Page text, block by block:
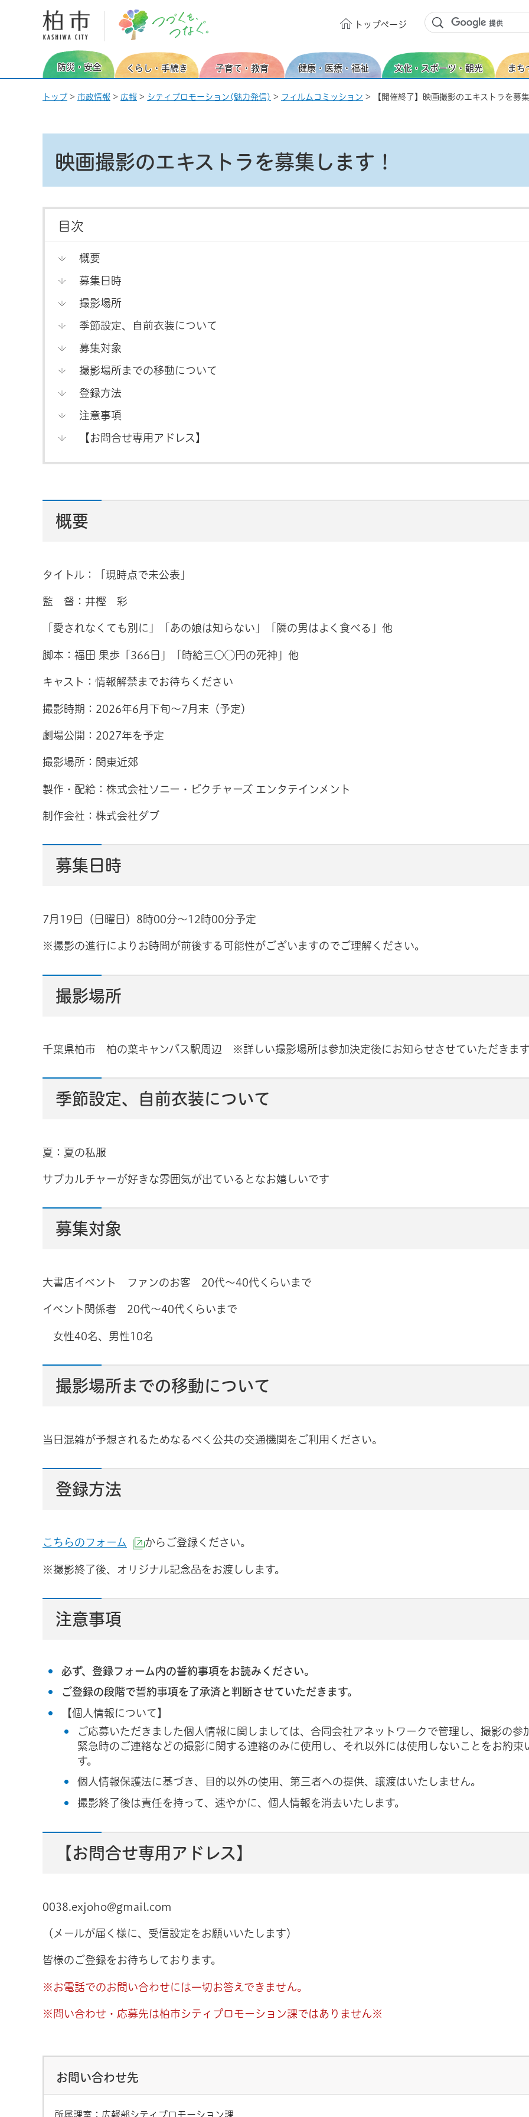
柏市 つづくを、つなぐ。
トップページ
防災・安全 くらし・手続き 子育て・教育 健康・医療・福祉 文化・スポーツ・観光 まち
トップ > 市政情報 > 広報 > シティプロモーション(魅力発信) > フィルムコミッション > 【開催終了】映画撮影のエキストラを募
映画撮影のエキストラを募集します！
目次
概要
募集日時
撮影場所
季節設定、自前衣装について
募集対象
撮影場所までの移動について
登録方法
注意事項
【お問合せ専用アドレス】
概要
タイトル：「現時点で未公表」
監 督：井樫 彩
「愛されなくても別に」「あの娘は知らない」「隣の男はよく食べる」他
脚本：福田 果歩「366日」「時給三○◯円の死神」他
キャスト：情報解禁までお待ちください
撮影時期：2026年6月下旬～7月末（予定）
劇場公開：2027年を予定
撮影場所：関東近郊
製作・配給：株式会社ソニー・ピクチャーズ エンタテインメント
制作会社：株式会社ダブ
募集日時
7月19日（日曜日）8時00分〜12時00分予定
※撮影の進行によりお時間が前後する可能性がございますのでご理解ください。
撮影場所
千葉県柏市 柏の葉キャンパス駅周辺 ※詳しい撮影場所は参加決定後にお知らせさせていただきま
季節設定、自前衣装について
夏：夏の私服
サブカルチャーが好きな雰囲気が出ているとなお嬉しいです
募集対象
大書店イベント ファンのお客 20代〜40代くらいまで
イベント関係者 20代〜40代くらいまで
女性40名、男性10名
撮影場所までの移動について
当日混雑が予想されるためなるべく公共の交通機関をご利用ください。
登録方法
こちらのフォーム （外部サイトへリンク）
からご登録 ください。
※撮影終了後、オリジナル記念品をお渡しします。
注意事項
必ず、登録フォーム内の誓約事項をお読みください。
ご登録の段階で誓約事項を了承済と判断させていただきます。
【個人情報について】
ご応募いただきました個人情報に関しましては、合同会社アネットワークで管理し、撮影の参
緊急時のご連絡などの撮影に関する連絡のみに使用し、それ以外には使用しないことをお約束
す。
個人情報保護法に基づき、目的以外の使用、第三者への提供、譲渡はいたしません。
撮影終了後は責任を持って、速やかに、個人情報を消去いたします。
【お問合せ専用アドレス】
0038.exjoho@gmail.com
（メールが届く様に、受信設定をお願いいたします）
皆様のご登録をお待ちしております。
※お電話でのお問い合わせには一切お答えできません。
※問い合わせ・応募先は柏市シティプロモーション課ではありません※
お問い合わせ先
所属課室：広報部シティプロモーション課